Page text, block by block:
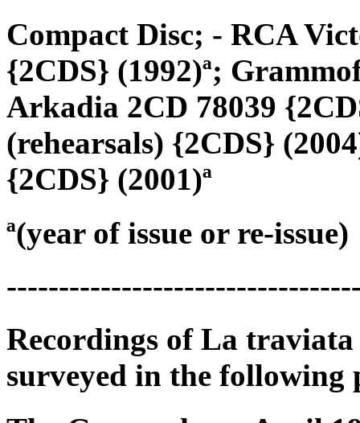
Compact Disc; - RCA
{2CDS} (1992)ª;
Arkadia 2CD 78039
(rehearsals) {2CDS}
{2CDS} (2001)ª
ª(year of issue or re-issue)
Recordings of La
surveyed in the following